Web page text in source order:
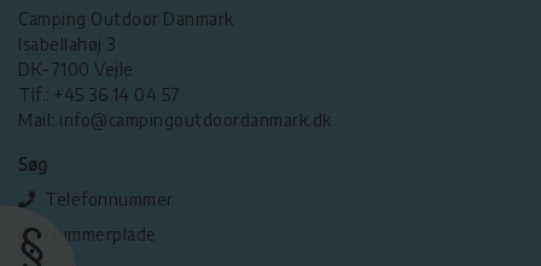
Camping Outdoor Danmark
Isabellahøj 3
DK-7100 Vejle
Tlf.: +45 36 14 04 57
Mail: info@campingoutdoordanmark.dk
Søg
Telefonnummer
Nummerplade